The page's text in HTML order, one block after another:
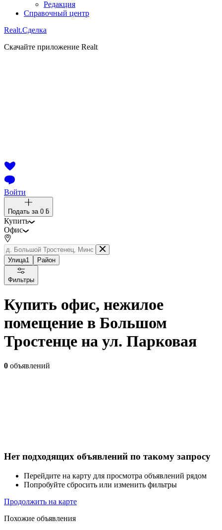
Редакция
Справочный центр
Realt.Сделка
Скачайте приложение Realt
Войти
Подать за 0 ƃ
Купить
Офис
Улица1 Район
Фильтры
Купить офис, нежилое
помещение в Большом
Тростенце на ул. Парковая
0 объявлений
Нет подходящих объявлений по такому запросу
Перейдите на карту для просмотра объявлений рядом
Попробуйте сбросить или изменить фильтры
Продолжить на карте
Похожие объявления